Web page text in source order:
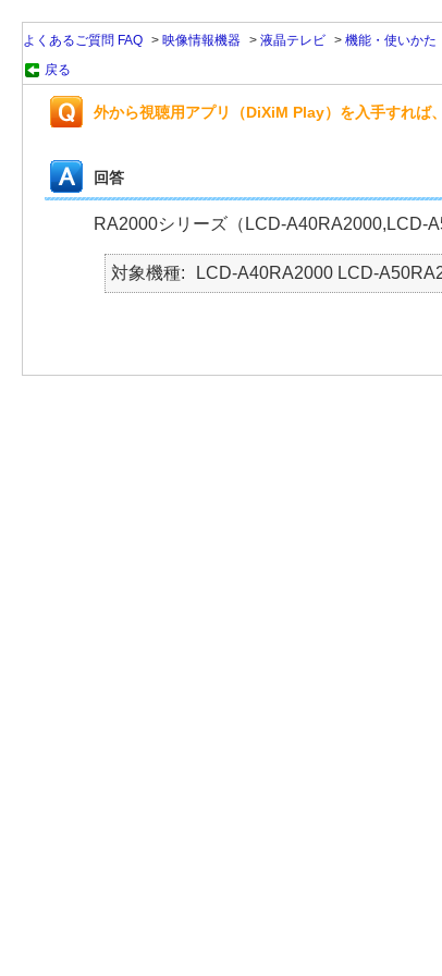
よくあるご質問 FAQ > 映像情報機器 > 液晶テレビ > 機能・使いかた
戻る
外から視聴用アプリ（DiXiM Play）を入手すれば
回答
RA2000シリーズ（LCD-A40RA2000,LCD-
対象機種 LCD-A40RA2000 LCD-